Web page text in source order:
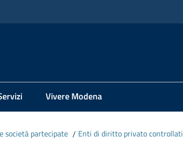
Vivere Modena
società partecipate / Enti di diritto privato controllati